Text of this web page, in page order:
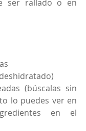
ser rallado o en
(búscalas sin
lo puedes ver en
en el